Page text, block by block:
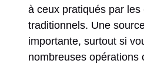
à ceux pratiqués par
traditionnels. Une
importante, surtout si
nombreuses opérations